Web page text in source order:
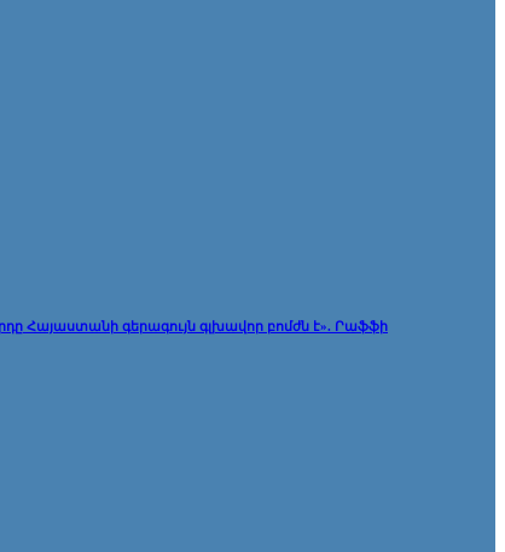
Հայաստանի գերագույն գլխավոր բոմժն է». Րաֆֆի